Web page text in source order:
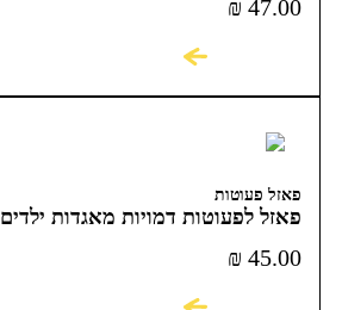
₪ 47.00
פאזל פעוטות
פאזל לפעוטות דמויות מאגדות ילדים
₪ 45.00